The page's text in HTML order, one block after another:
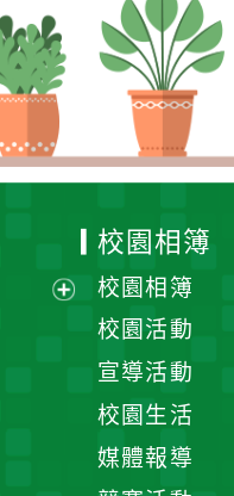
校園相簿
校園相簿
校園活動
宣導活動
校園生活
媒體報導